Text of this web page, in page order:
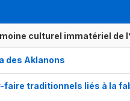
culturel immatériel de
des Aklanons
faire traditionnels liés à la